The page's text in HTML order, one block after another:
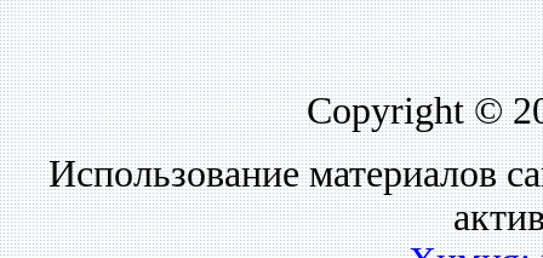
Copyright ©
Использование материалов